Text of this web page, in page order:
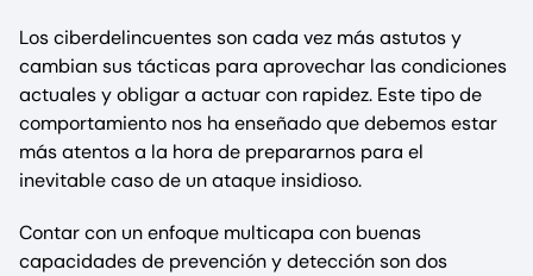
Los ciberdelincuentes son cada vez más astutos y
cambian sus tácticas para aprovechar las condiciones
actuales y obligar a actuar con rapidez. Este tipo de
comportamiento nos ha enseñado que debemos estar
más atentos a la hora de prepararnos para el
inevitable caso de un ataque insidioso.
Contar con un enfoque multicapa con buenas
capacidades de prevención y detección son dos